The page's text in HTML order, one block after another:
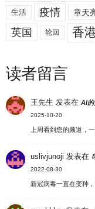
生活 疫情 章天
英国 轮回 香
读者留言
王先生 发表在AI的
2025-10-20
上周看到您的频道，
uslivjunoji 发表在
2022-08-30
新冠病毒一直在变种